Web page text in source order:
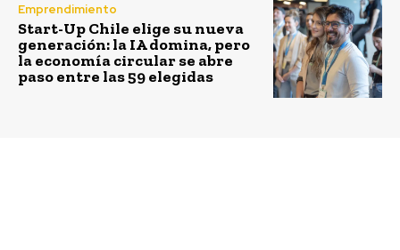
Emprendimiento
Start-Up Chile elige su nueva
generación: la IA domina, pero
la economía circular se abre
paso entre las 59 elegidas